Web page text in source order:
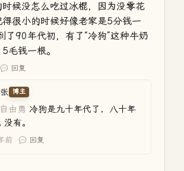
时候没怎么吃过冰棍，因为没零花
得很小的时候好像老家是5分钱一
了90年代初，有了“冷狗”这种牛奶
毛钱一根。
回复
博主
由勇 冷狗是九十年代了，八十年
没有。
前 回复